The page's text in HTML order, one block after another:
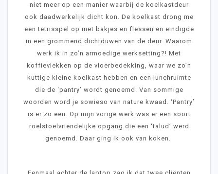
niet meer op een manier waarbij de koelkastdeur
ook daadwerkelijk dicht kon. De koelkast drong me
een tetrisspel op met bakjes en flessen en eindigde
in een grommend dichtduwen van de deur. Waarom
werk ik in zo’n armoedige werksetting?! Met
koffievlekken op de vloerbedekking, waar we zo’n
kuttige kleine koelkast hebben en een lunchruimte
die de ‘pantry’ wordt genoemd. Van sommige
woorden word je sowieso van nature kwaad. ‘Pantry’
is er zo een. Op mijn vorige werk was er een soort
roelstoelvriendelijke opgang die een ‘talud’ werd
genoemd. Daar ging ik ook van koken.
Eenmaal achter de laptop zag ik dat twee cliënten